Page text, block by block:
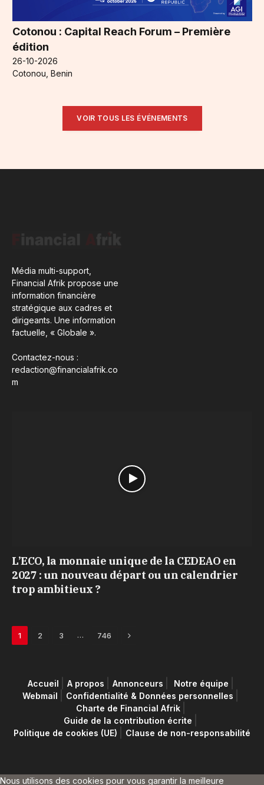
Cotonou : Capital Reach Forum – Première
édition
26-10-2026
Cotonou, Benin
VOIR TOUS LES ÉVÉNEMENTS
Média multi-support,
Financial Afrik propose une
information financière
stratégique aux cadres et
dirigeants. Une information
factuelle, « Globale ».
Contactez-nous :
redaction@financialafrik.co
m
L’ECO, la monnaie unique de la CEDEAO en
2027 : un nouveau départ ou un calendrier
trop ambitieux ?
1 2 3 … 746 Next
Accueil A propos Annonceurs
Notre équipe
Webmail
Confidentialité & Données personnelles
Charte de Financial Afrik
Guide de la contribution écrite
Politique de cookies (UE)
Clause de non-responsabilité
Nous utilisons des cookies pour vous garantir la meilleure